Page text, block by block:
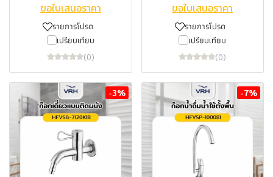
ขอใบเสนอราคา
รายการโปรด
เปรียบเทียบ
(0)
ขอใบเสนอราคา
รายการโปรด
เปรียบเทียบ
(0)
-3% -7%